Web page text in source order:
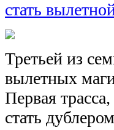
стать
Третьей из
вылетных
Первая
стать